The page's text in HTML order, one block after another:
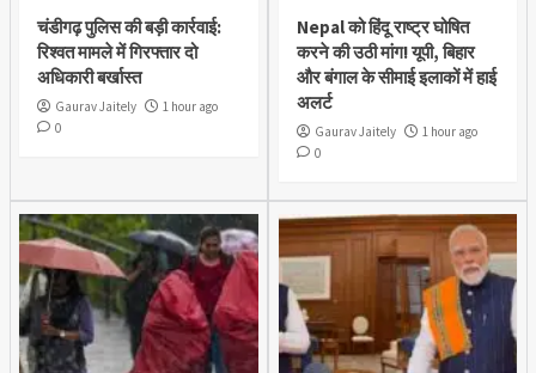
चंडीगढ़ पुलिस की बड़ी कार्रवाई:
रिश्वत मामले में गिरफ्तार दो
अधिकारी बर्खास्त
Gaurav Jaitely
1 hour ago
0
Nepal को हिंदू राष्ट्र घोषित
करने की उठी मांग! यूपी, बिहार
और बंगाल के सीमाई इलाकों में हाई
अलर्ट
Gaurav Jaitely
1 hour ago
0